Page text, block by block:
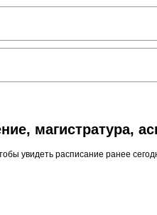
магистратура,
увидеть расписание ранее